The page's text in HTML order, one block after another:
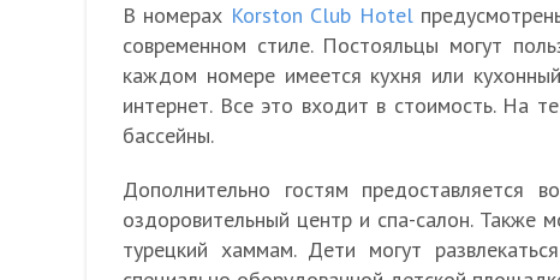
В номерах Korston Club Hotel
современном стиле. Постояльцы могут
каждом номере имеется кухня или
интернет. Все это входит в стоимость. На
бассейны.
Дополнительно гостям предоставляется
оздоровительный центр и спа-салон. Также
турецкий хаммам. Дети могут